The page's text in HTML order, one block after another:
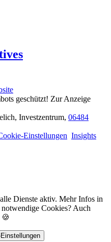
geschützt! Zur Anzeige
Investzentrum, 06484
Einstellungen Insights
Dienste aktiv. Mehr Infos in
Cookies? Auch